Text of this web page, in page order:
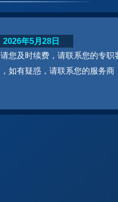
您及时续费，请联系您的专职
如有疑惑，请联系您的服务商
2026年5月28日